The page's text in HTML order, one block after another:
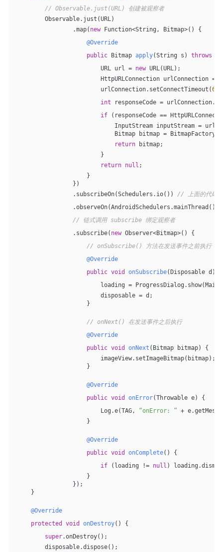
// Observable.just(URL) 创建被观察者
Observable.just(URL)
.map( new Function<String, Bitmap>() {
@Override
public Bitmap apply(String s) throws
URL url = new URL(URL);
HttpURLConnection urlConnection =
urlConnection.setConnectTimeout(
int responseCode =
if (responseCode ==
InputStream inputStream =
Bitmap bitmap =
return bitmap;
}
return null ;
}
})
.subscribeOn(Schedulers.io()) // 上面的代码
.observeOn(AndroidSchedulers.mainThread())
// 链式调用 subscribe 绑定观察者
.subscribe( new Observer<Bitmap>() {
// onSubscribe() 方法在发送事件之前执行
@Override
public void onSubscribe(Disposable d)
loading =
disposable = d;
}
// onNext() 在发送事件之后执行
@Override
public void onNext (Bitmap bitmap)
{
imageView.setImageBitmap(bitmap);
}
@Override
public void onError(Throwable e)
{
Log.e(TAG, “onError: ” +
}
@Override
public void onComplete()
{
if (loading != null )
}
});
}
@Override
protected
void onDestroy()
{
super.onDestroy();
disposable.dispose();